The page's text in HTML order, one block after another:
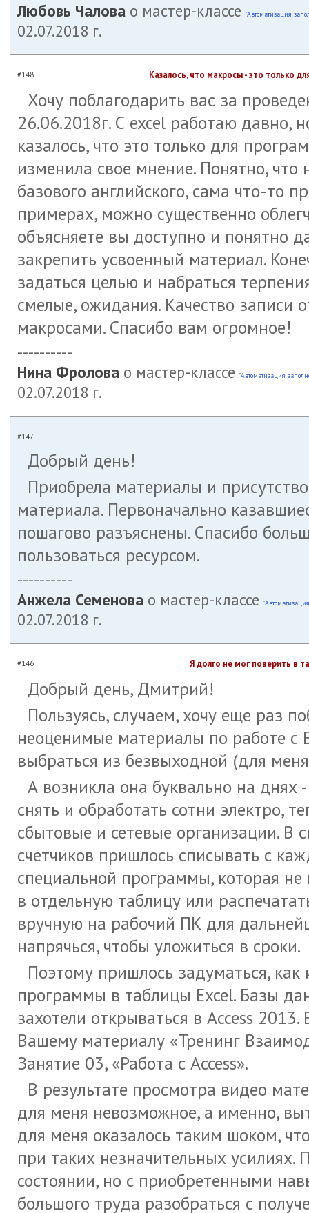
Любовь Чалова о мастер-классе "Автоматизация
02.07.2018 г.
#148 Казалось, что макросы - это только
Хочу поблагодарить вас за
26.06.2018г. С excel работаю давно,
казалось, что это только для
изменила свое мнение. Понятно,
базового английского, сама что-то
примерах, можно существенно
объясняете вы доступно и понятно
закрепить усвоенный материал.
задаться целью и набраться
смелые, ожидания. Качество
макросами. Спасибо вам огромное!
----------
Нина Фролова о мастер-классе "Автоматизация
02.07.2018 г.
#147
Добрый день!
Приобрела материалы и
материала. Первоначально
пошагово разъяснены. Спасибо
пользоваться ресурсом.
----------
Анжела Семенова о мастер-классе
02.07.2018 г.
#146 Я долго не мог поверить в
Добрый день, Дмитрий!
Пользуясь, случаем, хочу еще раз
неоценимые материалы по работе с
выбраться из безвыходной (для
А возникла она буквально на
снять и обработать сотни электро,
сбытовые и сетевые организации. В
счетчиков пришлось списывать с
специальной программы, которая не
в отдельную таблицу или
вручную на рабочий ПК для
напрячься, чтобы уложиться в сроки.
Поэтому пришлось задуматься,
программы в таблицы Excel. Базы
захотели открываться в Access
Вашему материалу «Тренинг
Занятие 03, «Работа с Access».
В результате просмотра видео
для меня невозможное, а именно,
для меня оказалось таким шоком,
при таких незначительных
состоянии, но с приобретенными
большого труда разобраться с